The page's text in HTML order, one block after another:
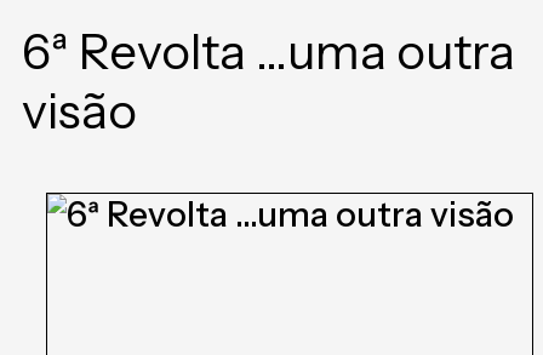
6ª Revolta …uma outra
visão